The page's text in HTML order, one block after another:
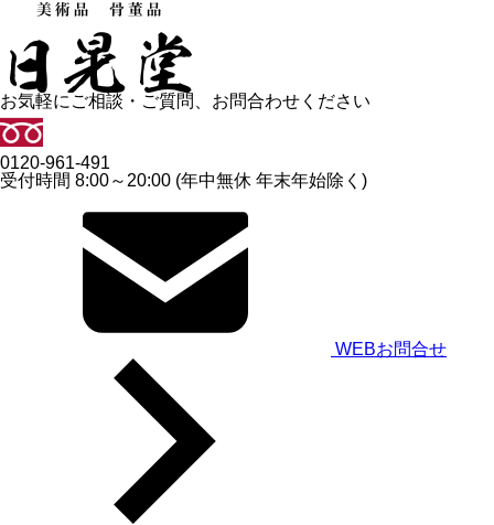
お気軽にご相談・ご質問、お問合わせください
0120-961-491
受付時間 8:00～20:00 (年中無休 年末年始除く)
WEBお問合せ